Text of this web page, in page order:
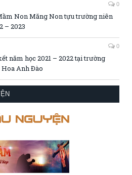
0
Non Măng Non tựu trường niên
– 2023
0
năm học 2021 – 2022 tại trường
Hoa Anh Đào